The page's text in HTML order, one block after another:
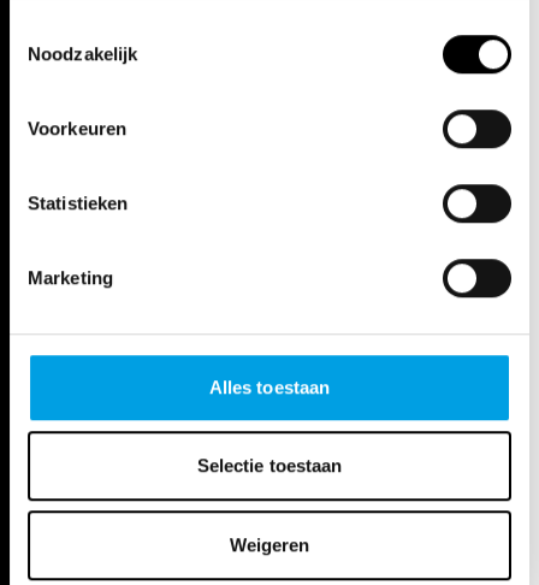
Noodzakelijk
Voorkeuren
Statistieken
Marketing
Alles toestaan
Selectie toestaan
Weigeren